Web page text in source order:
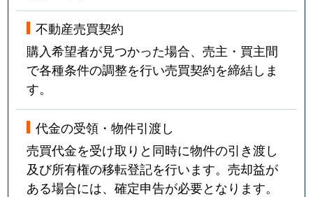
不動産売買契約
購入希望者が見つかった場合、売主・買主間
で各種条件の調整を行い売買契約を締結しま
す。
代金の受領・物件引渡し
売買代金を受け取りと同時に物件の引き渡し
及び所有権の移転登記を行います。売却益が
ある場合には、確定申告が必要となります。